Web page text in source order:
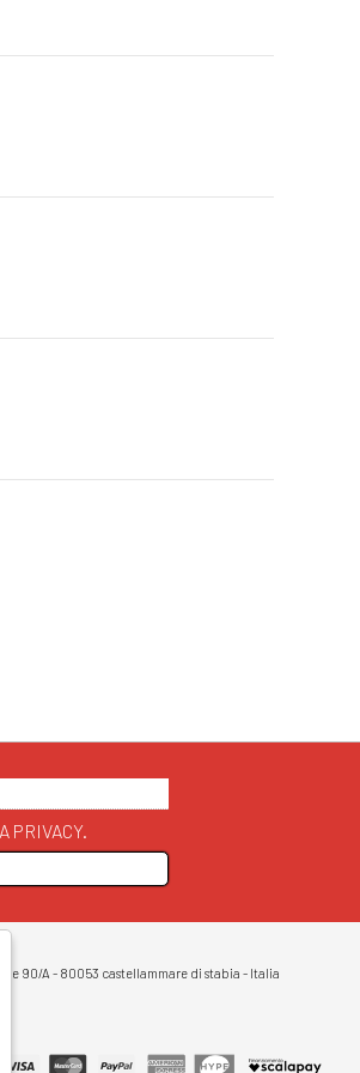
PRIVACY.
90/A - 80053 castellammare di stabia - Italia